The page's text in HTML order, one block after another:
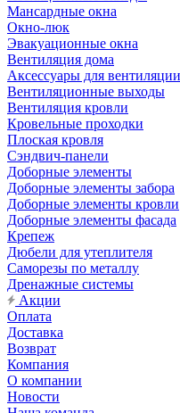
Мансардные окна
Окно-люк
Эвакуационные окна
Вентиляция дома
Аксессуары для вентиляции
Вентиляционные выходы
Вентиляция кровли
Кровельные проходки
Плоская кровля
Сэндвич-панели
Доборные элементы
Доборные элементы забора
Доборные элементы кровли
Доборные элементы фасада
Крепеж
Дюбели для утеплителя
Саморезы по металлу
Дренажные системы
Акции
Оплата
Доставка
Возврат
Компания
О компании
Новости